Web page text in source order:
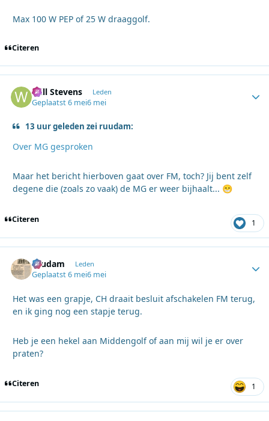
Max 100 W PEP of 25 W draaggolf.
Citeren
Will Stevens Leden
Geplaatst6 mei6 mei
13 uur geleden zei ruudam:
Over MG gesproken
Maar het bericht hierboven gaat over FM, toch? Jij bent zelf
degene die (zoals zo vaak) de MG er weer bijhaalt... 😁
Citeren 1
ruudam Leden
Geplaatst6 mei6 mei
Het was een grapje, CH draait besluit afschakelen FM terug,
en ik ging nog een stapje terug.
Heb je een hekel aan Middengolf of aan mij wil je er over
praten?
Citeren 1